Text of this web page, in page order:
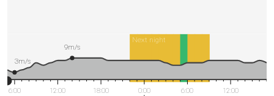
Next night
6:00
12:00
18:00 0:00 6:00
12:00
9m/s
3m/s